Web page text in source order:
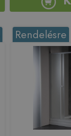
Rendelésre